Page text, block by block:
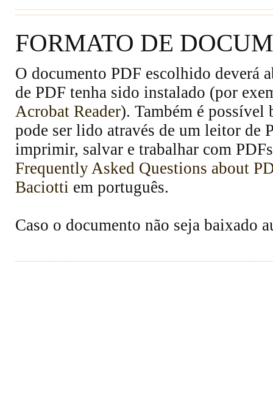
FORMATO DE
O documento PDF escolhido deverá
de PDF tenha sido instalado (por
Acrobat Reader). Também é possível
pode ser lido através de um leitor de
imprimir, salvar e trabalhar com
Frequently Asked Questions about
Baciotti em português.
Caso o documento não seja baixado